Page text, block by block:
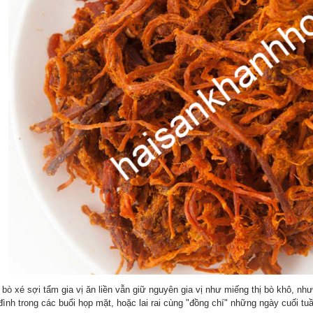
bò xé sợi tẩm gia vị ăn liền vẫn giữ nguyên gia vị như miếng thị bò khô,
trong các buổi họp mặt, hoặc lai rai cùng "đồng chí" những ngày cuối